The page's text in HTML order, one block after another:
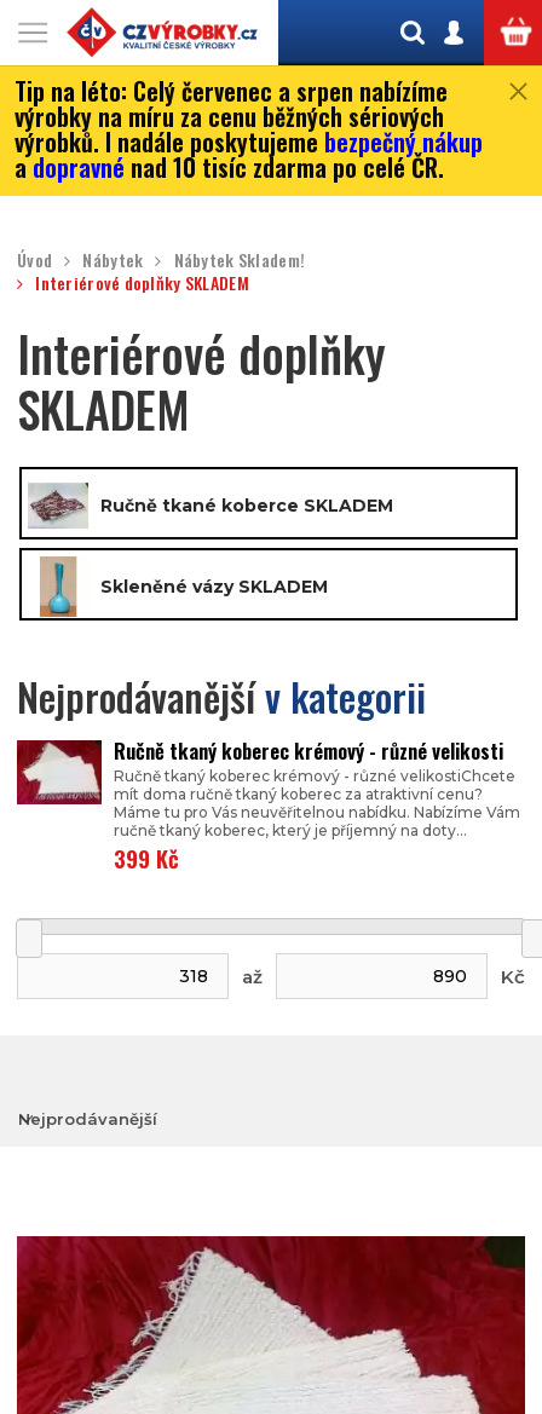
Tip na léto: Celý červenec a srpen nabízíme
výrobky na míru za cenu běžných sériových
výrobků. I nadále poskytujeme bezpečný nákup
adopravné nad 10 tisíc zdarma po celé ČR.
Úvod Nábytek
Nábytek Skladem!
Interiérové doplňky SKLADEM
Interiérové doplňky
SKLADEM
Ručně tkané koberce SKLADEM
Skleněné vázy SKLADEM
Nejprodávanějšív kategorii
Ručně tkaný koberec krémový - různé velikosti
Ručně tkaný koberec krémový - různé velikostiChcete
mít doma ručně tkaný koberec za atraktivní cenu?
Máme tu pro Vás neuvěřitelnou nabídku. Nabízíme Vám
ručně tkaný koberec, který je příjemný na doty...
399 Kč
až Kč
Nejprodávanější